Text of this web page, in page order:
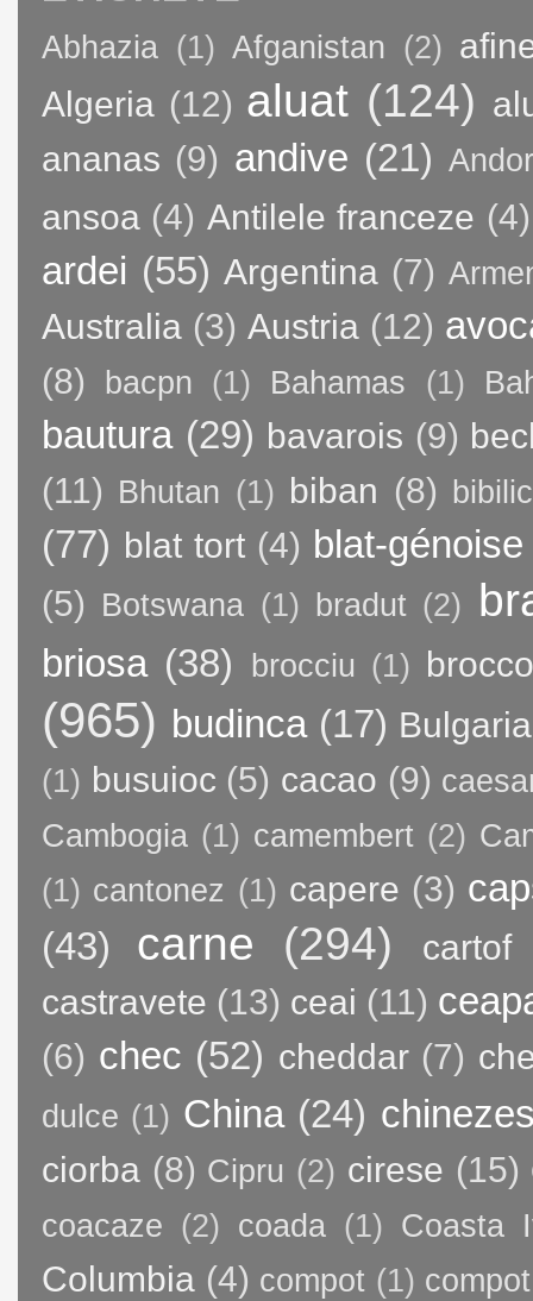
Abhazia (1) Afganistan (2)
Algeria (12) aluat (124)
ananas (9) andive (21)
ansoa (4) Antilele franceze (4)
ardei (55) Argentina (7)
Australia (3) Austria (12)
(8) bacpn (1) Bahamas (1)
bautura (29) bavarois (9)
(11) Bhutan (1) biban (8)
(77) blat tort (4) blat-génoise
(5) Botswana (1) bradut (2)
briosa (38) brocciu (1)
(965) budinca (17) Bulgaria
(1) busuioc (5) cacao (9)
Cambogia (1) camembert (2)
(1) cantonez (1) capere (3)
(43)
carne (294)
cartof
castravete (13) ceai (11)
(6) chec (52) cheddar (7)
dulce (1) China (24)
ciorba (8) Cipru (2) cirese (15)
coacaze (2) coada (1) Coasta
Columbia (4) compot (1)